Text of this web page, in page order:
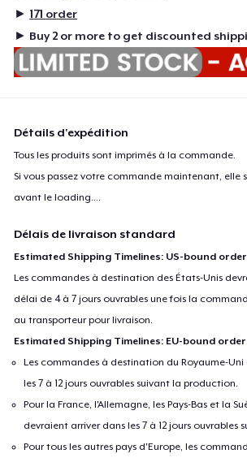
► 171 order
► Buy 2 or more to get discounted
Détails d'expédition
Tous les produits sont imprimés à la commande.
Si vous passez votre commande maintenant, elle
avant leloading....
Délais de livraison standard
Estimated Shipping Timelines: US-bound
Les commandes à destination des États-Unis
délai de 4 à 7 jours ouvrables une fois la
au transporteur pour livraison.
Estimated Shipping Timelines: EU-bound
Les commandes à destination du Royaume-
les 7 à 12 jours ouvrables suivant la production.
Pour la France, l'Allemagne, les Pays-Bas et la
devraient arriver dans les 7 à 12 jours ouvrables
Pour tous les autres pays d'Europe, les